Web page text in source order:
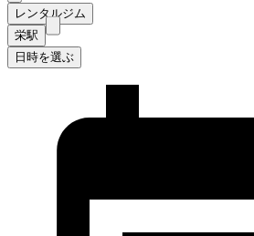
レンタルジム
栄駅
日時を選ぶ